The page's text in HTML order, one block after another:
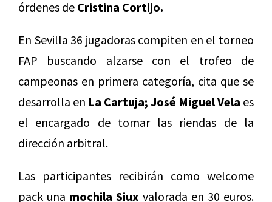
órdenes de Cristina Cortijo.
En Sevilla 36 jugadoras compiten en el torneo
FAP buscando alzarse con el trofeo de
campeonas en primera categoría, cita que se
desarrolla en La Cartuja; José Miguel Vela es
el encargado de tomar las riendas de la
dirección arbitral.
Las participantes recibirán como welcome
pack una mochila Siux valorada en 30 euros.